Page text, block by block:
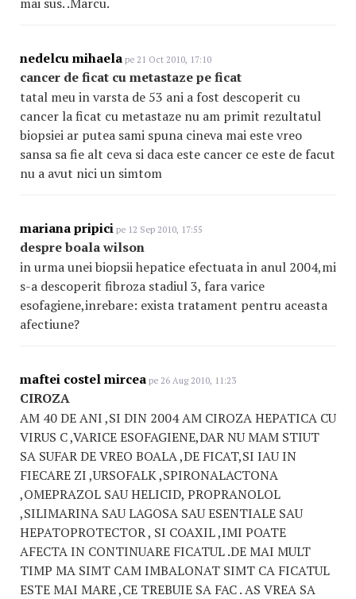
nedelcu mihaela pe 21 Oct 2010, 17:10
cancer de ficat cu metastaze pe ficat
tatal meu in varsta de 53 ani a fost descoperit cu
cancer la ficat cu metastaze nu am primit rezultatul
biopsiei ar putea sami spuna cineva mai este vreo
sansa sa fie alt ceva si daca este cancer ce este de facut
nu a avut nici un simtom
mariana pripici pe 12 Sep 2010, 17:55
despre boala wilson
in urma unei biopsii hepatice efectuata in anul 2004,mi
s-a descoperit fibroza stadiul 3, fara varice
esofagiene,inrebare: exista tratament pentru aceasta
afectiune?
maftei costel mircea pe 26 Aug 2010, 11:23
CIROZA
AM 40 DE ANI ,SI DIN 2004 AM CIROZA HEPATICA CU
VIRUS C ,VARICE ESOFAGIENE,DAR NU MAM STIUT
SA SUFAR DE VREO BOALA ,DE FICAT,SI IAU IN
FIECARE ZI ,URSOFALK ,SPIRONALACTONA
,OMEPRAZOL SAU HELICID, PROPRANOLOL
,SILIMARINA SAU LAGOSA SAU ESENTIALE SAU
HEPATOPROTECTOR , SI COAXIL ,IMI POATE
AFECTA IN CONTINUARE FICATUL .DE MAI MULT
TIMP MA SIMT CAM IMBALONAT SIMT CA FICATUL
ESTE MAI MARE ,CE TREBUIE SA FAC . AS VREA SA